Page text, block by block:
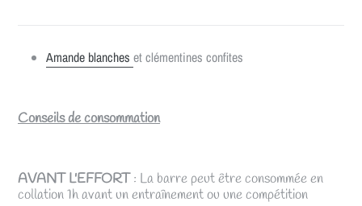
Amande blanches et clémentines confites
Conseils de consommation
AVANT L'EFFORT: La barre peut être consommée en
collation 1h avant un entraînement ou une compétition